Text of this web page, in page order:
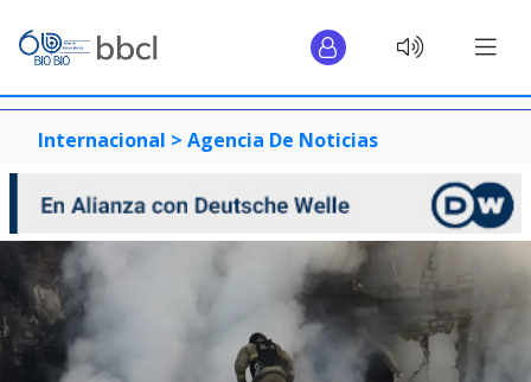
Internacional > Agencia De Noticias